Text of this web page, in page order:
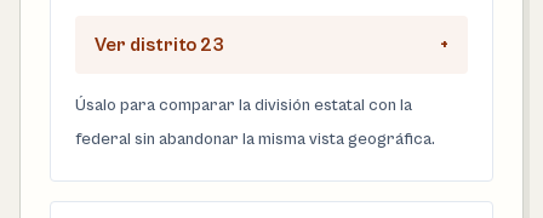
Ver distrito 23 +
Úsalo para comparar la división estatal con la
federal sin abandonar la misma vista geográfica.